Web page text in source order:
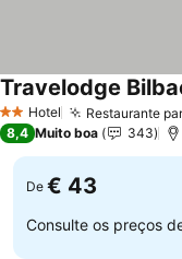
2 Estrelas
Hotel Restaurante
Travelodge
8,4 Muito boa 343
De € 43
Consulte os preços